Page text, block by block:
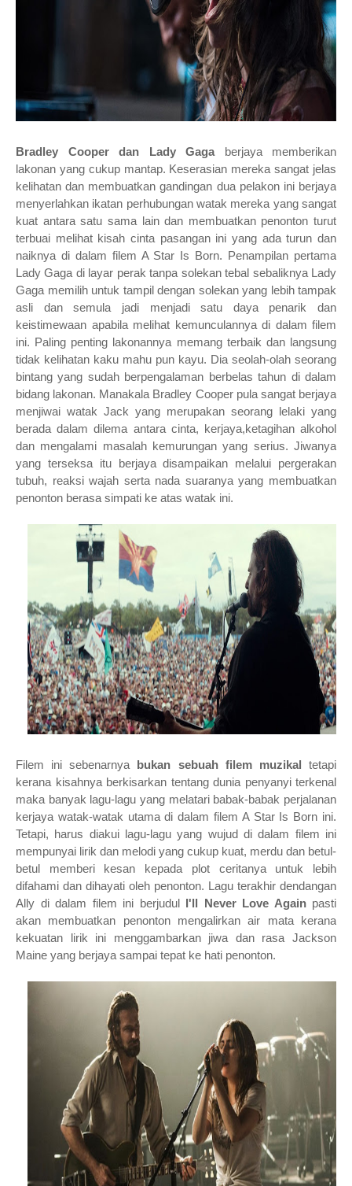
Bradley Cooper dan Lady Gaga berjaya memberikan
lakonan yang cukup mantap. Keserasian mereka sangat jelas
kelihatan dan membuatkan gandingan dua pelakon ini berjaya
menyerlahkan ikatan perhubungan watak mereka yang sangat
kuat antara satu sama lain dan membuatkan penonton turut
terbuai melihat kisah cinta pasangan ini yang ada turun dan
naiknya di dalam filem A Star Is Born. Penampilan pertama
Lady Gaga di layar perak tanpa solekan tebal sebaliknya Lady
Gaga memilih untuk tampil dengan solekan yang lebih tampak
asli dan semula jadi menjadi satu daya penarik dan
keistimewaan apabila melihat kemunculannya di dalam filem
ini. Paling penting lakonannya memang terbaik dan langsung
tidak kelihatan kaku mahu pun kayu. Dia seolah-olah seorang
bintang yang sudah berpengalaman berbelas tahun di dalam
bidang lakonan. Manakala Bradley Cooper pula sangat berjaya
menjiwai watak Jack yang merupakan seorang lelaki yang
berada dalam dilema antara cinta, kerjaya,ketagihan alkohol
dan mengalami masalah kemurungan yang serius. Jiwanya
yang terseksa itu berjaya disampaikan melalui pergerakan
tubuh, reaksi wajah serta nada suaranya yang membuatkan
penonton berasa simpati ke atas watak ini.
Filem ini sebenarnya bukan sebuah filem muzikal tetapi
kerana kisahnya berkisarkan tentang dunia penyanyi terkenal
maka banyak lagu-lagu yang melatari babak-babak perjalanan
kerjaya watak-watak utama di dalam filem A Star Is Born ini.
Tetapi, harus diakui lagu-lagu yang wujud di dalam filem ini
mempunyai lirik dan melodi yang cukup kuat, merdu dan betul-
betul memberi kesan kepada plot ceritanya untuk lebih
difahami dan dihayati oleh penonton. Lagu terakhir dendangan
Ally di dalam filem ini berjudul I'll Never Love Again pasti
akan membuatkan penonton mengalirkan air mata kerana
kekuatan lirik ini menggambarkan jiwa dan rasa Jackson
Maine yang berjaya sampai tepat ke hati penonton.